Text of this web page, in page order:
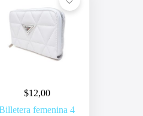
$12,00
femenina 4